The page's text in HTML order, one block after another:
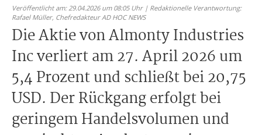
Veröffentlicht am: 29.04.2026 um 08:05 Uhr | Redaktionelle Verantwortung:
Rafael Müller, Chefredakteur AD HOC NEWS
Die Aktie von Almonty Industries
Inc verliert am 27. April 2026 um
5,4 Prozent und schließt bei 20,75
USD. Der Rückgang erfolgt bei
geringem Handelsvolumen und